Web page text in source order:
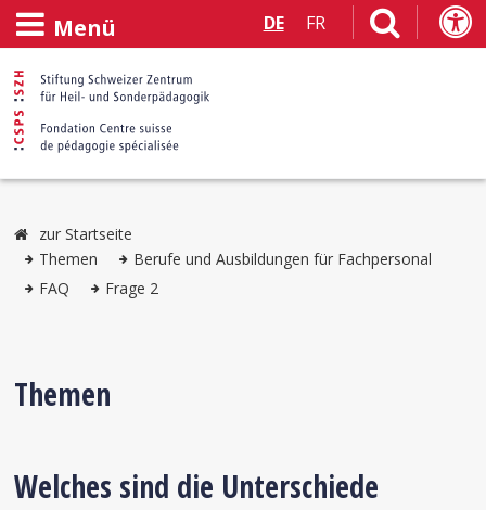
Menü DE FR
zur Startseite
Themen
Berufe und Ausbildungen für Fachpersonal
FAQ
Frage 2
Themen
Welches sind die Unterschiede